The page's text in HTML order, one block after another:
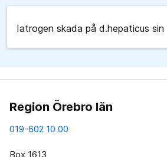
Iatrogen skada på d.hepaticus sin
Region Örebro län
019-602 10 00
Box 1613